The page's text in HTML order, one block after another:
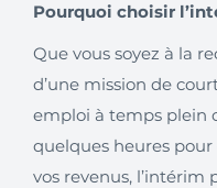
Pourquoi choisir
Que vous soyez à la
d’une mission de
emploi à temps plein
quelques heures
vos revenus, l’intérim